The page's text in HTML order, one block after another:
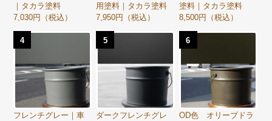
｜タカラ塗料
7,030円（税込）
用塗料｜タカラ塗料
7,950円（税込）
塗料｜タカラ塗料
8,500円（税込）
4
フレンチグレー｜車
5
ダークフレンチグレ
6
OD色 オリーブドラ